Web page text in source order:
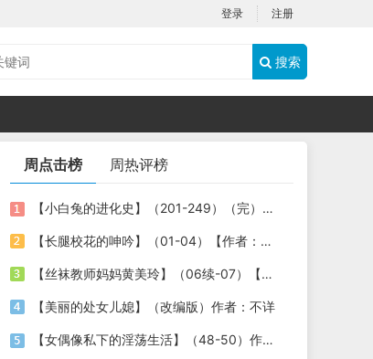
登录 注册
搜索
周点击榜 周热评榜
【小白兔的进化史】（201-249）（完）作者：肥肥的小草
【长腿校花的呻吟】（01-04）【作者：chendebei】
【丝袜教师妈妈黄美玲】（06续-07）【作者：5526400a】
【美丽的处女儿媳】（改编版）作者：不详
【女偶像私下的淫荡生活】（48-50）作者：draingslee